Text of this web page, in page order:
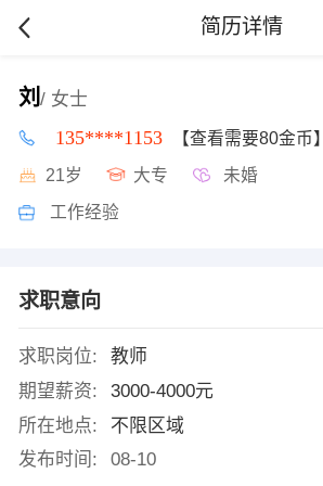
简历详情
刘 / 女士
135****1153 【查看需要80金币】
21岁 大专 未婚
工作经验
求职意向
求职岗位:
教师
期望薪资:
3000-4000元
所在地点:
不限区域
发布时间:
08-10